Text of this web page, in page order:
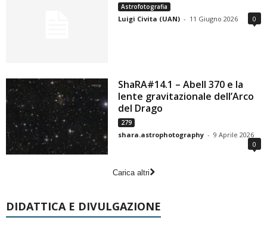
Astrofotografia
Luigi Civita (UAN) - 11 Giugno 2026 0
ShaRA#14.1 – Abell 370 e la
lente gravitazionale dell’Arco
del Drago
279
shara.astrophotography - 9 Aprile 2026
0
Carica altri
DIDATTICA E DIVULGAZIONE